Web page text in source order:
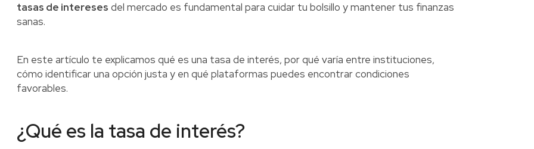
tasas de intereses del mercado es fundamental para cuidar tu bolsillo y mantener tus finanzas
sanas.
En este artículo te explicamos qué es una tasa de interés, por qué varía entre instituciones,
cómo identificar una opción justa y en qué plataformas puedes encontrar condiciones
favorables.
¿Qué es la tasa de interés?